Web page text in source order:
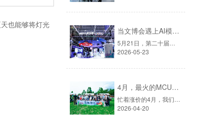
也能够将灯光
当文博会遇上AI模块：宇凡微在罗湖展团交出“文化+科技”新答卷
2026-05-23
4月，最火的MCU旺季，我们给员工放了一天"山假"
2026-04-20